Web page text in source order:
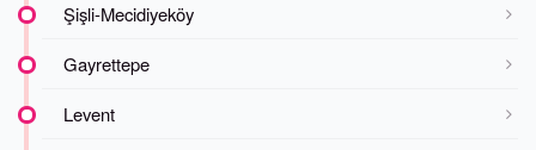
Şişli-Mecidiyeköy
Gayrettepe
Levent